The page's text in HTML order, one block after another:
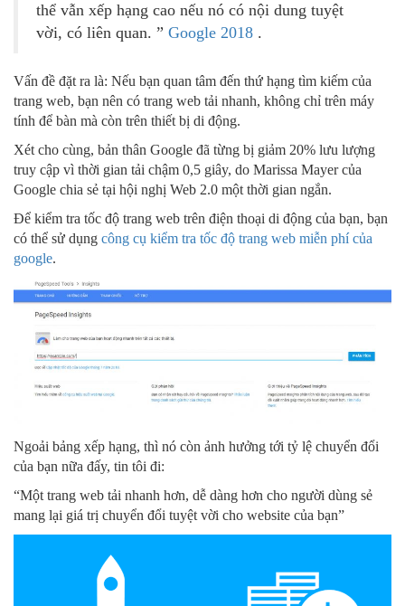
thể vẫn xếp hạng cao nếu nó có nội dung tuyệt
vời, có liên quan. ” Google 2018 .
Vấn đề đặt ra là: Nếu bạn quan tâm đến thứ hạng tìm kiếm của
trang web, bạn nên có trang web tải nhanh, không chỉ trên máy
tính để bàn mà còn trên thiết bị di động.
Xét cho cùng, bản thân Google đã từng bị giảm 20% lưu lượng
truy cập vì thời gian tải chậm 0,5 giây, do Marissa Mayer của
Google chia sẻ tại hội nghị Web 2.0 một thời gian ngắn.
Để kiểm tra tốc độ trang web trên điện thoại di động của bạn, bạn
có thể sử dụng công cụ kiểm tra tốc độ trang web miễn phí của
google.
Ngoải bảng xếp hạng, thì nó còn ảnh hưởng tới tỷ lệ chuyển đổi
của bạn nữa đấy, tin tôi đi:
“Một trang web tải nhanh hơn, dễ dàng hơn cho người dùng sẻ
mang lại giá trị chuyển đổi tuyệt vời cho website của bạn”